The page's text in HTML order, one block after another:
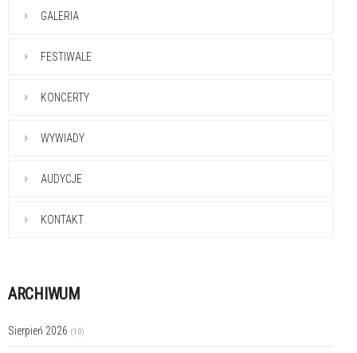
GALERIA
FESTIWALE
KONCERTY
WYWIADY
AUDYCJE
KONTAKT
ARCHIWUM
Sierpień 2026 (10)